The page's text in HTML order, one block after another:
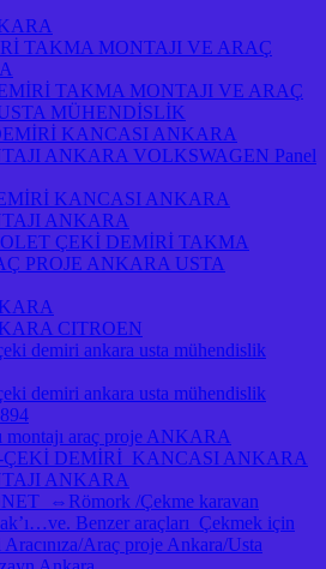
TAKMA MONTAJI VE ARAÇ
TAKMA MONTAJI VE ARAÇ
MÜHENDİSLİK
KANCASI ANKARA
ANKARA VOLKSWAGEN Panel
KANCASI ANKARA
ANKARA
ÇEKİ DEMİRİ TAKMA
PROJE ANKARA USTA
CITROEN
demiri ankara usta mühendislik
demiri ankara usta mühendislik
montajı araç proje ANKARA
DEMİRİ KANCASI ANKARA
ANKARA
⇔Römork /Çekme karavan
Benzer araçları Çekmek için
Araç proje Ankara/Usta